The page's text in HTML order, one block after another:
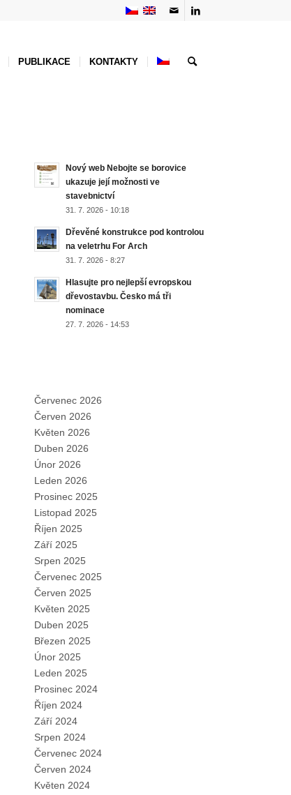
PUBLIKACE KONTAKTY
Nový web Nebojte se borovice
ukazuje její možnosti ve
stavebnictví
31. 7. 2026 - 10:18
Dřevěné konstrukce pod kontrolou
na veletrhu For Arch
31. 7. 2026 - 8:27
Hlasujte pro nejlepší evropskou
dřevostavbu. Česko má tři
nominace
27. 7. 2026 - 14:53
Červenec 2026
Červen 2026
Květen 2026
Duben 2026
Únor 2026
Leden 2026
Prosinec 2025
Listopad 2025
Říjen 2025
Září 2025
Srpen 2025
Červenec 2025
Červen 2025
Květen 2025
Duben 2025
Březen 2025
Únor 2025
Leden 2025
Prosinec 2024
Říjen 2024
Září 2024
Srpen 2024
Červenec 2024
Červen 2024
Květen 2024